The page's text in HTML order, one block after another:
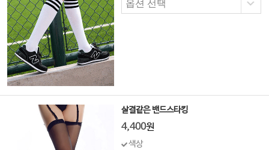
살결같은 밴드스타킹
4,400원
색상